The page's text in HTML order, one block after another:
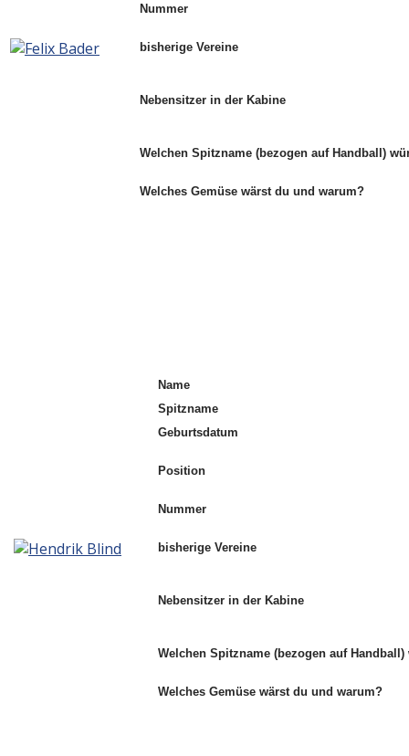
Nummer
bisherige Vereine
Nebensitzer in der Kabine
Welchen Spitzname (bezogen auf Handball)
Welches Gemüse wärst du und warum?
Name
Spitzname
Geburtsdatum
Position
Nummer
bisherige Vereine
Nebensitzer in der Kabine
Welchen Spitzname (bezogen auf
Welches Gemüse wärst du und warum?